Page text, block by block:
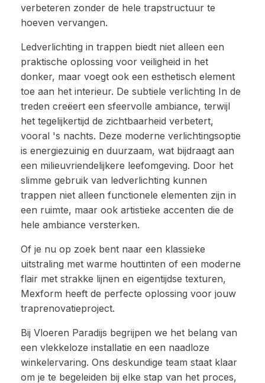
verbeteren zonder de hele trapstructuur te
hoeven vervangen.
Ledverlichting in trappen biedt niet alleen een
praktische oplossing voor veiligheid in het
donker, maar voegt ook een esthetisch element
toe aan het interieur. De subtiele verlichting In de
treden creëert een sfeervolle ambiance, terwijl
het tegelijkertijd de zichtbaarheid verbetert,
vooral 's nachts. Deze moderne verlichtingsoptie
is energiezuinig en duurzaam, wat bijdraagt aan
een milieuvriendelijkere leefomgeving. Door het
slimme gebruik van ledverlichting kunnen
trappen niet alleen functionele elementen zijn in
een ruimte, maar ook artistieke accenten die de
hele ambiance versterken.
Of je nu op zoek bent naar een klassieke
uitstraling met warme houttinten of een moderne
flair met strakke lijnen en eigentijdse texturen,
Mexform heeft de perfecte oplossing voor jouw
traprenovatieproject.
Bij Vloeren Paradijs begrijpen we het belang van
een vlekkeloze installatie en een naadloze
winkelervaring. Ons deskundige team staat klaar
om je te begeleiden bij elke stap van het proces,